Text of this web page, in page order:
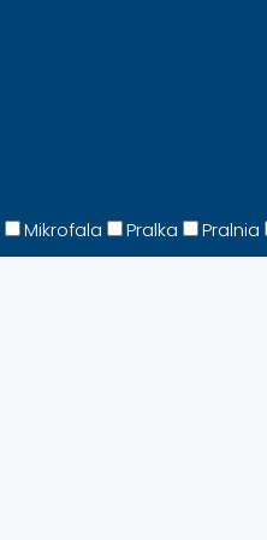
Mikrofala Pralka Pralnia